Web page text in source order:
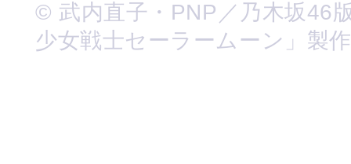
© 武内直子・PNP／乃木坂46
少女戦士セーラームーン」製